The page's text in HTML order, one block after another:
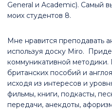
General и Academic). Самый
моих студентов 8.
Мне нравится преподавать
используя доску Miro.
коммуникативной
британских пособий и
исходя из интересов и
фильмы, книги, подкасты,
передачи, анекдоты,